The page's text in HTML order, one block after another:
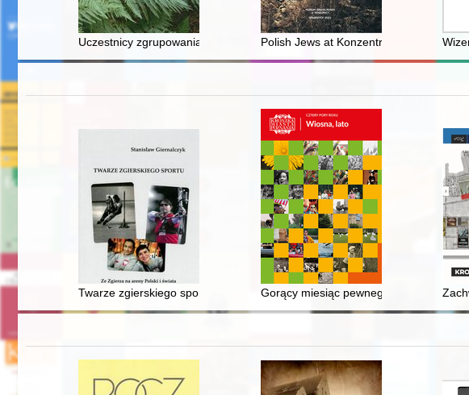
Uczestnicy zgrupowania AK-BCh w bitwie pod Osuchami - przyczynek do
Polish Jews at Konzentrationslager
Twarze zgierskiego sportu : ze Zgierza na areny Polski i świata
Gorący miesiąc pewnego lata... :